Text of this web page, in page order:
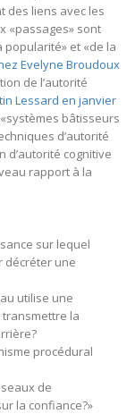
des liens avec les
«passages» sont
popularité» et «de la
Evelyne Broudoux
de l’autorité
Lessard en janvier
bâtisseurs
d’autorité
d’autorité cognitive
rapport à la
sur lequel
décréter une
utilise une
la
procédural
de
la confiance?»